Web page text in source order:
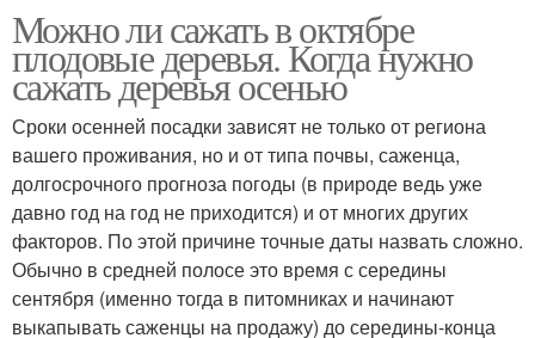
Можно ли сажать в октябре
плодовые деревья. Когда нужно
сажать деревья осенью
Сроки осенней посадки зависят не только от региона
вашего проживания, но и от типа почвы, саженца,
долгосрочного прогноза погоды (в природе ведь уже
давно год на год не приходится) и от многих других
факторов. По этой причине точные даты назвать сложно.
Обычно в средней полосе это время с середины
сентября (именно тогда в питомниках и начинают
выкапывать саженцы на продажу) до середины-конца